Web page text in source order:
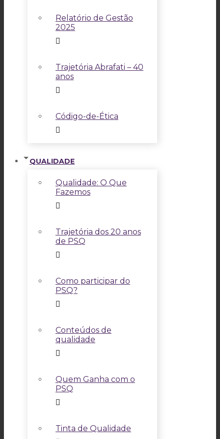
Relatório de Gestão
2025
Trajetória Abrafati – 40
anos
Código-de-Ética
QUALIDADE
Qualidade: O Que
Fazemos
Trajetória dos 20 anos
de PSQ
Como participar do
PSQ?
Conteúdos de
qualidade
Quem Ganha com o
PSQ
Tinta de Qualidade